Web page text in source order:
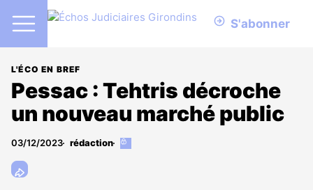
S'abonner
L'ÉCO EN BREF
Pessac : Tehtris décroche
un nouveau marché public
03/12/2023 rédaction
Cet